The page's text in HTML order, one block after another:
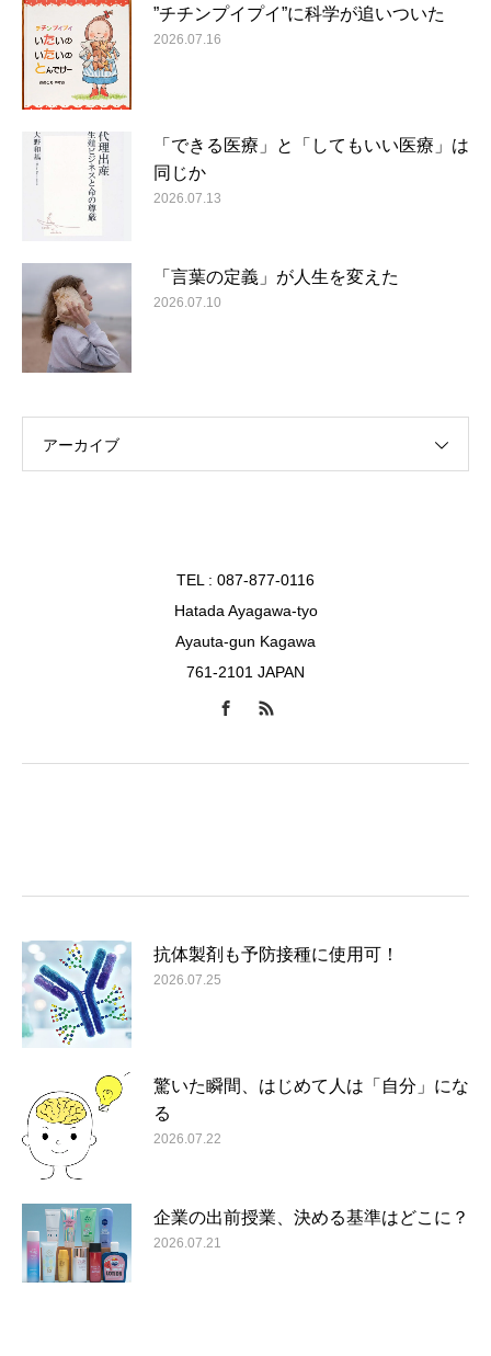
”チチンプイプイ”に科学が追いついた
2026.07.16
「できる医療」と「してもいい医療」は
同じか
2026.07.13
「言葉の定義」が人生を変えた
2026.07.10
アーカイブ
TEL : 087-877-0116
Hatada Ayagawa-tyo
Ayauta-gun Kagawa
761-2101 JAPAN
抗体製剤も予防接種に使用可！
2026.07.25
驚いた瞬間、はじめて人は「自分」にな
る
2026.07.22
企業の出前授業、決める基準はどこに？
2026.07.21